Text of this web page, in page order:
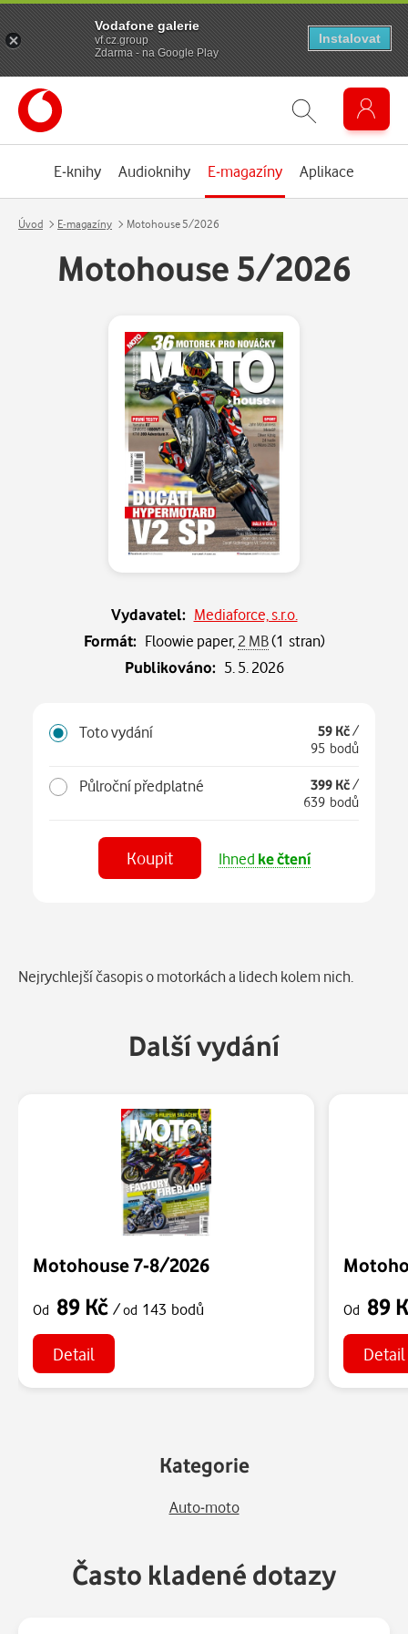
E-knihy Audioknihy E-magazíny Aplikace
Úvod E-magazíny Motohouse 5/2026
Motohouse 5/2026
Vydavatel: Mediaforce, s.r.o.
Formát: Floowie paper, 2 MB(1 stran)
Publikováno: 5. 5. 2026
Toto vydání 59 Kč/
95 bodů
Půlroční předplatné 399 Kč/
639 bodů
Koupit Ihned ke čtení
Nejrychlejší časopis o motorkách a lidech kolem nich.
Další vydání
Motohouse 7-8/2026
Od 89 Kč /od 143 bodů
Detail
Od 89
Detail
Kategorie
Auto-moto
Často kladené dotazy
Vodafone galerie
vf.cz.group
Zdarma - na Google Play
Instalovat